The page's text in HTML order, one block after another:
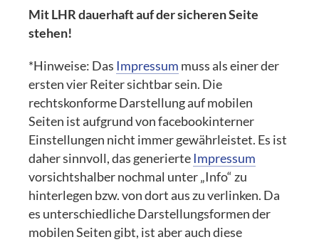
Mit LHR dauerhaft auf der sicheren Seite
stehen!
*Hinweise: Das Impressum muss als einer der
ersten vier Reiter sichtbar sein. Die
rechtskonforme Darstellung auf mobilen
Seiten ist aufgrund von facebookinterner
Einstellungen nicht immer gewährleistet. Es ist
daher sinnvoll, das generierteImpressum
vorsichtshalber nochmal unter „Info“ zu
hinterlegen bzw. von dort aus zu verlinken. Da
es unterschiedliche Darstellungsformen der
mobilen Seiten gibt, ist aber auch diese